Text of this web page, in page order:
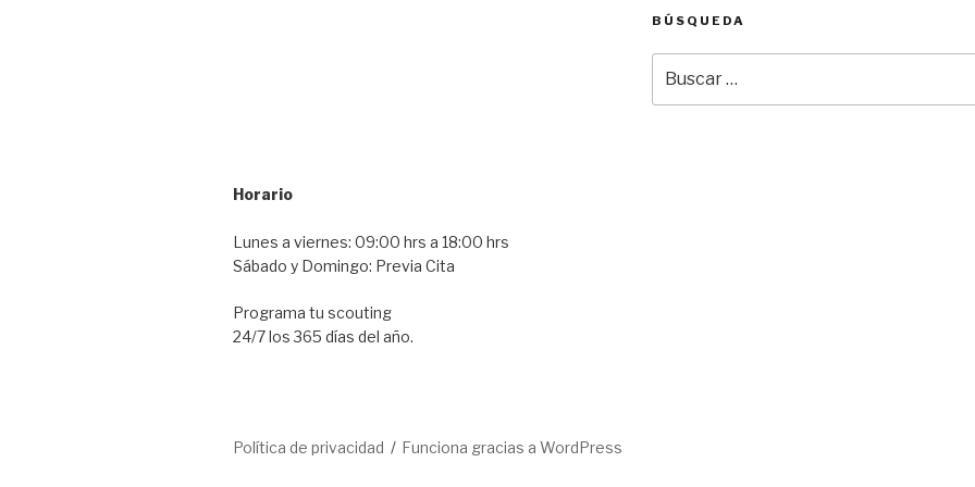
Horario
Lunes a viernes: 09:00 hrs a 18:00 hrs
Sábado y Domingo: Previa Cita
Programa tu scouting
24/7 los 365 días del año.
BÚSQUEDA
por:
Política de privacidad Funciona gracias a WordPress